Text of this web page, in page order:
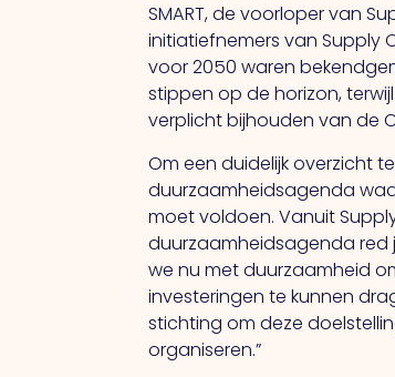
SMART, de voorloper van
initiatiefnemers van Supply
voor 2050 waren
stippen op de horizon,
verplicht bijhouden van de
Om een duidelijk overzicht
duurzaamheidsagenda
moet voldoen. Vanuit
duurzaamheidsagenda red
we nu met duurzaamheid
investeringen te kunnen
stichting om deze
organiseren.”